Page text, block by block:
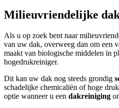
Milieuvriendelijke
Als u op zoek bent naar
van uw dak, overweeg dan om een
maakt van biologische middelen in
hogedrukreiniger.
Dit kan uw dak nog steeds grondig
schadelijke chemicaliën of hoge
optie wanneer u een dakreiniging